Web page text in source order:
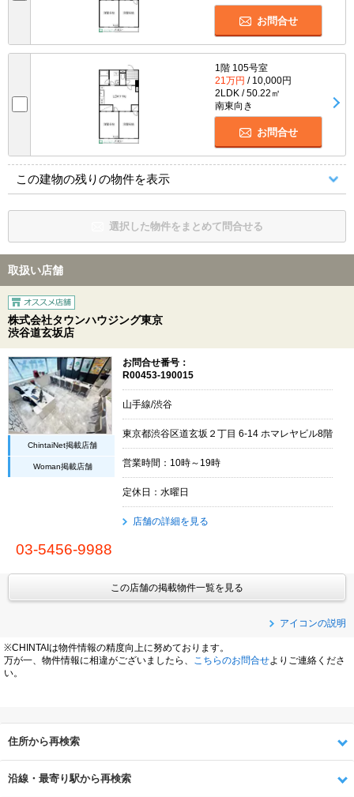
お問合せ
1階 105号室
21万円 / 10,000円
2LDK / 50.22㎡
南東向き
お問合せ
この建物の残りの物件を表示
選択した物件をまとめて問合せる
取扱い店舗
株式会社タウンハウジング東京
渋谷道玄坂店
ChintaiNet掲載店舗
Woman掲載店舗
お問合せ番号：
R00453-190015
山手線/渋谷
東京都渋谷区道玄坂２丁目 6-14 ホマレヤビル8階
営業時間：10時～19時
定休日：水曜日
店舗の詳細を見る
03-5456-9988
この店舗の掲載物件一覧を見る
アイコンの説明
※CHINTAIは物件情報の精度向上に努めております。
万が一、物件情報に相違がございましたら、
こちらのお問合せよりご連絡くださ
い。
住所から再検索
沿線・最寄り駅から再検索